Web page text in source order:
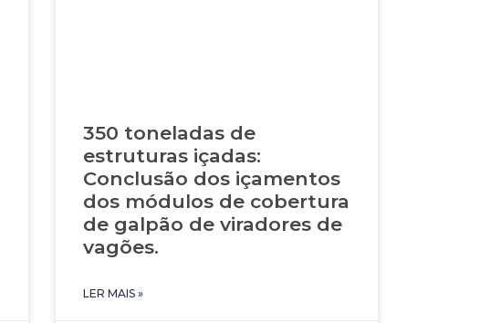
350 toneladas de
estruturas içadas:
Conclusão dos içamentos
dos módulos de cobertura
de galpão de viradores de
vagões.
LER MAIS »